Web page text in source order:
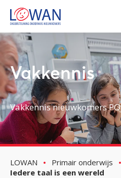
Vakkennis
Vakkennis nieuwkomers PO
LOWAN Primair onderwijs
Iedere taal is een wereld